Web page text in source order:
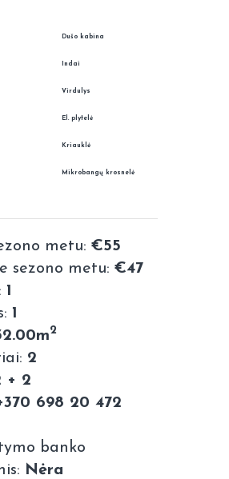
Dušo kabina
Indai
Virdulys
El. plytelė
Kriauklė
Mikrobangų krosnelė
metu: €55
sezono metu: €47
1
1
2
2
+ 2
698 20 472
banko
Nėra